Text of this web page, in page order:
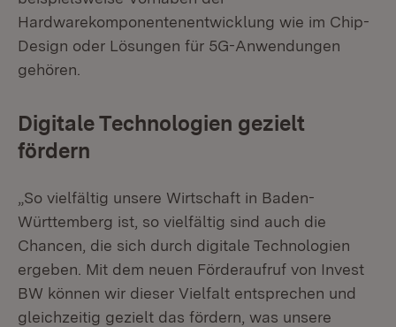
Hardwarekomponentenentwicklung wie im Chip-
Design oder Lösungen für 5G-Anwendungen
gehören.
Digitale Technologien gezielt
fördern
„So vielfältig unsere Wirtschaft in Baden-
Württemberg ist, so vielfältig sind auch die
Chancen, die sich durch digitale Technologien
ergeben. Mit dem neuen Förderaufruf von Invest
BW können wir dieser Vielfalt entsprechen und
gleichzeitig gezielt das fördern, was unsere